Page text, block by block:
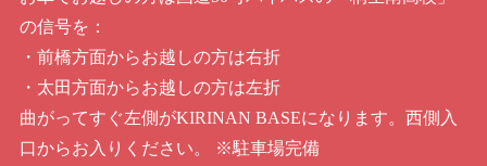
の信号を：
・前橋方面からお越しの方は右折
・太田方面からお越しの方は左折
曲がってすぐ左側がKIRINAN BASEになります。西側入
口からお入りください。 ※駐車場完備